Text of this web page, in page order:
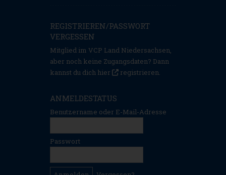
REGISTRIEREN/PASSWORT
VERGESSEN
Mitglied im VCP Land Niedersachsen,
aber noch keine Zugangsdaten? Dann
kannst du dich hier
registrieren.
ANMELDESTATUS
Benutzername oder E-Mail-Adresse
Passwort